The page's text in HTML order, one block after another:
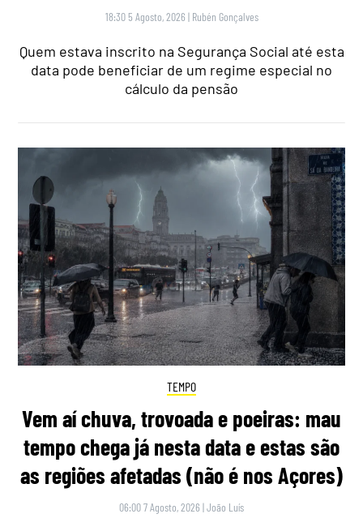
18:30 5 Agosto, 2026 | Rubén Gonçalves
Quem estava inscrito na Segurança Social até esta
data pode beneficiar de um regime especial no
cálculo da pensão
TEMPO
Vem aí chuva, trovoada e poeiras: mau
tempo chega já nesta data e estas são
as regiões afetadas (não é nos Açores)
06:00 7 Agosto, 2026 |João Luís